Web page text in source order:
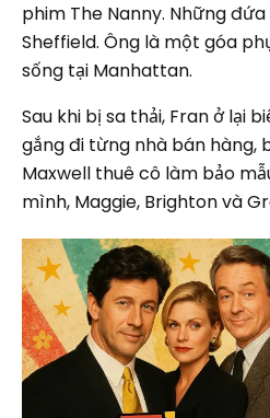
phim The Nanny. Những
Sheffield. Ông là một góa
sống tại Manhattan.
Sau khi bị sa thải, Fran ở lại
gắng đi từng nhà bán hàng,
Maxwell thuê cô làm bảo
mình, Maggie, Brighton và